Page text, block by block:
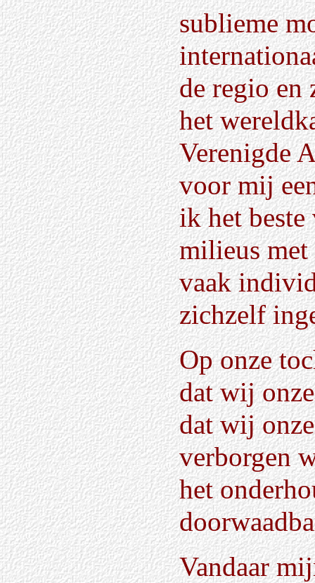
sublieme
de regio en
het
Verenigde
voor mij
ik het beste
milieus met
vaak
zichzelf
Op onze
dat wij
dat wij
verborgen
het
Vandaar